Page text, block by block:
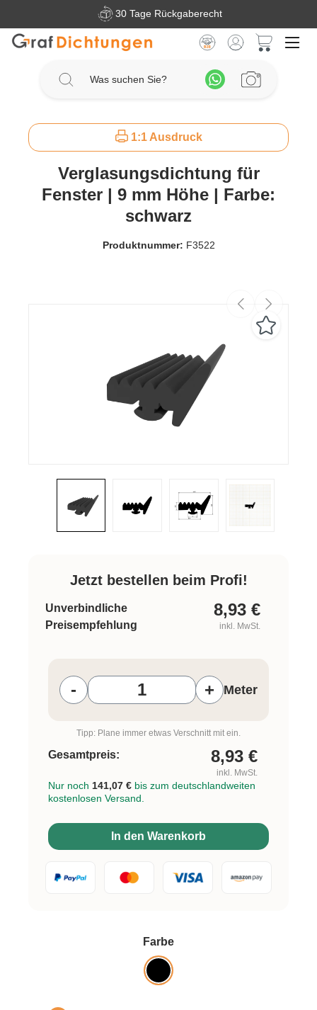
Zum Hauptinhalt springen30 Tage Rückgaberecht
1:1 Ausdruck
Verglasungsdichtung für
Fenster | 9 mm Höhe | Farbe:
schwarz
Produktnummer: F3522
Farbeauswählen
Jetzt bestellen beim Profi!
Unverbindliche
Preisempfehlung
8,93 €
inkl. MwSt.
- + Meter
Tipp: Plane immer etwas Verschnitt mit ein.
Gesamtpreis: 8,93 €
inkl. MwSt.
Nur noch 141,07 € bis zum deutschlandweiten
kostenlosen Versand.
In den Warenkorb